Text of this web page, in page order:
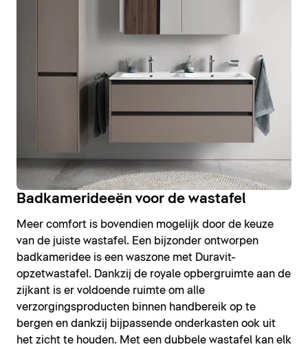
Badkamerideeën voor de wastafel
Meer comfort is bovendien mogelijk door de keuze
van de juiste wastafel. Een bijzonder ontworpen
badkameridee is een waszone met Duravit-
opzetwastafel. Dankzij de royale opbergruimte aan de
zijkant is er voldoende ruimte om alle
verzorgingsproducten binnen handbereik op te
bergen en dankzij bijpassende onderkasten ook uit
het zicht te houden. Met een dubbele wastafel kan elk